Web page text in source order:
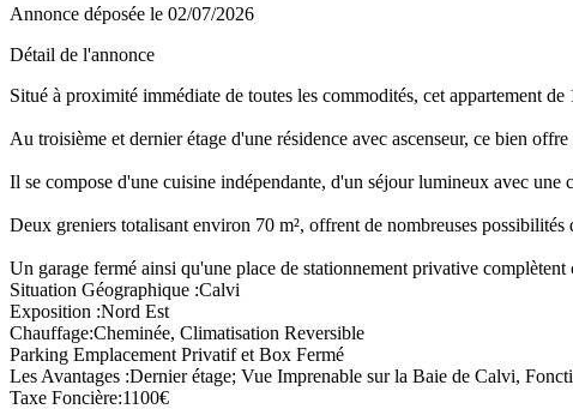
Annonce déposée le 02/07/2026
Détail de l'annonce
Situé à proximité immédiate de toutes les commodités, cet appartement
Au troisième et dernier étage d'une résidence avec ascenseur, ce bien
Il se compose d'une cuisine indépendante, d'un séjour lumineux avec
Deux greniers totalisant environ 70 m², offrent de nombreuses
Un garage fermé ainsi qu'une place de stationnement privative complètent
Situation Géographique :Calvi
Exposition :Nord Est
Chauffage:Cheminée, Climatisation Reversible
Parking Emplacement Privatif et Box Fermé
Les Avantages :Dernier étage; Vue Imprenable sur la Baie de Calvi,
Taxe Foncière:1100€